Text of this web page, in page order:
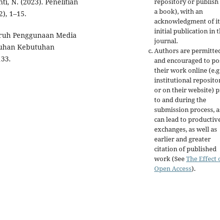
1–15.
Penggunaan Media
Kebutuhan
a book), with an
acknowledgment of
initial publication in
journal.
Authors are
and encouraged to
their work online
institutional
or on their website)
to and during the
submission process,
can lead to
exchanges, as well as
earlier and greater
citation of published
work (SeeThe Effect
Open Access).